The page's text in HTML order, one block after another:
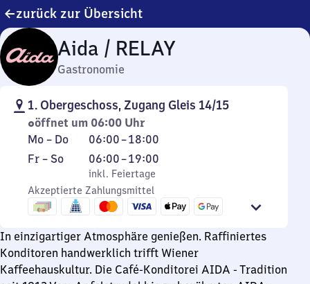
zurück zur Übersicht
Aida / RELAY
Gastronomie
1. Obergeschoss, Zugang Gleis 14/15
öffnet um 06:00 Uhr
Montag
bis
Mo – Do 06:00–18:00
Von
6
Uhr
bis
18
Freitag
Sonntag
Fr – So,
inkl. Feiertage
06:00–19:00
Von
6
Uhr
bis
Uhr
inkl. Feiertage
Akzeptierte Zahlungsmittel
In einzigartiger Atmosphäre genießen. Raffiniertes
Konditoren handwerklich trifft Wiener
Kaffeehauskultur. Die Café-Konditorei AIDA - Tradition